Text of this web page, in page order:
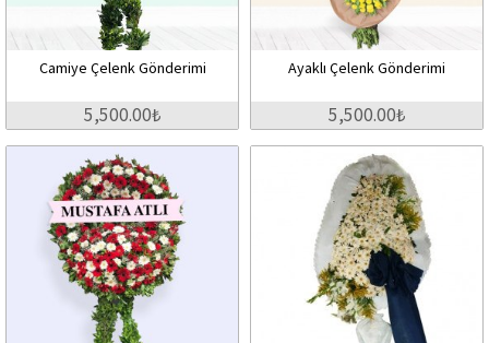
Camiye Çelenk Gönderimi
5,500.00₺
Ayaklı Çelenk Gönderimi
5,500.00₺